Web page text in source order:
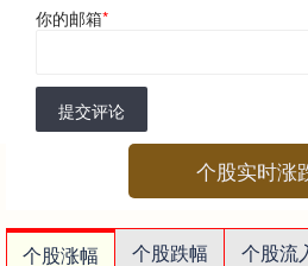
你的邮箱*
提交评论
个股实时涨
个股涨幅 个股跌幅 个股流